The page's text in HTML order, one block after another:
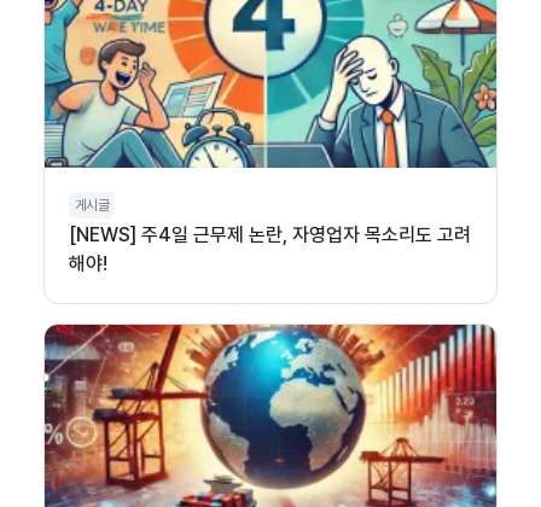
게시글
[NEWS] 주4일 근무제 논란, 자영업자 목소리도 고려
해야!